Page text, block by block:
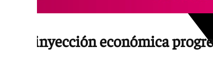
Una inyección económica